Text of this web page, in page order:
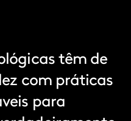
têm de
com práticas
para